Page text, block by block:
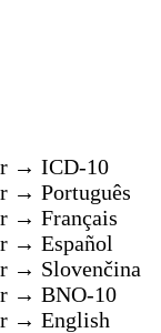
→ ICD-10
→ Português
→ Français
→ Español
→ Slovenčina
→ BNO-10
→ English